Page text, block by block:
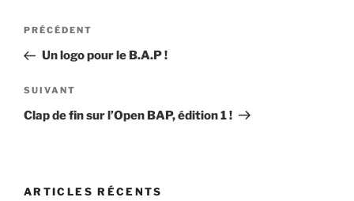
Navigation
l’article
Article
précédent
PRÉCÉDENT
Un logo pour le B.A.P !
Article
suivant
SUIVANT
Clap de fin sur l’Open BAP, édition 1 !
ARTICLES RÉCENTS